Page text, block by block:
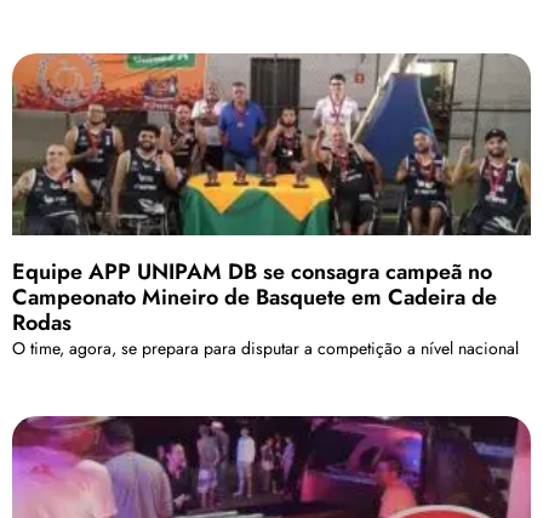
Equipe APP UNIPAM DB se consagra campeã no
Campeonato Mineiro de Basquete em Cadeira de
Rodas
O time, agora, se prepara para disputar a competição a nível nacional